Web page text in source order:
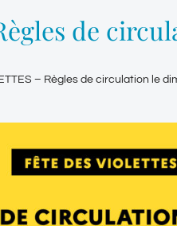
de
– Règles de circulation le